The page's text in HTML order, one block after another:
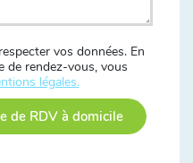
vos données. En
de rendez-vous, vous
légales.
de RDV à domicile